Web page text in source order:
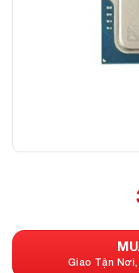
Giao Tận